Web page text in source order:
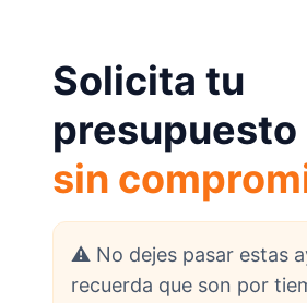
Solicita tu
presupuesto
sin
⚠️ No dejes pasar estas
recuerda que son por